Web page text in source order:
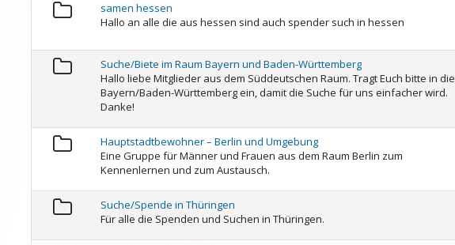
samen hessen
Hallo an alle die aus hessen sind auch spender such in hessen
Suche/Biete im Raum Bayern und Baden-Württemberg
Hallo liebe Mitglieder aus dem Süddeutschen Raum. Tragt Euch bitte in die
Bayern/Baden-Württemberg ein, damit die Suche für uns einfacher wird.
Danke!
Hauptstadtbewohner – Berlin und Umgebung
Eine Gruppe für Männer und Frauen aus dem Raum Berlin zum
Kennenlernen und zum Austausch.
Suche/Spende in Thüringen
Für alle die Spenden und Suchen in Thüringen.